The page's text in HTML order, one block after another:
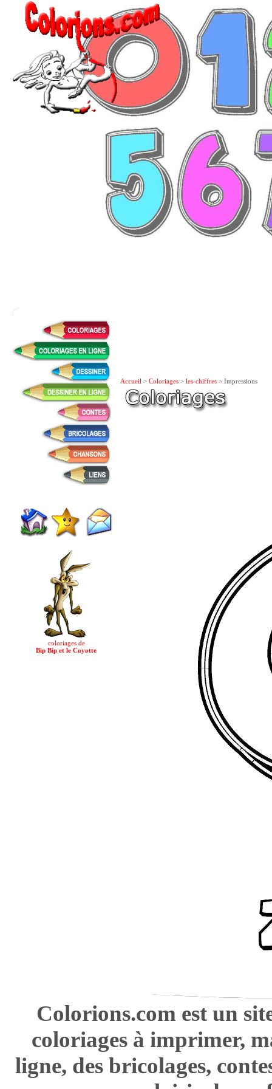
coloriages de
Bip Bip et le Coyotte
Accueil > Coloriages > les-chiffres > Impressions
Colorions.com est un
coloriages à imprimer,
ligne, des bricolages,